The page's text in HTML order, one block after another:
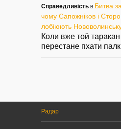
Справедливість в Битва
чому Сапожніков і
лобіюють
Коли вже той
перестане пхати
Радар